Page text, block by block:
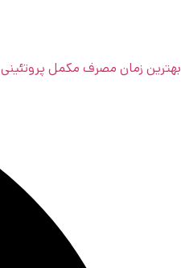
بهترین زمان مصرف مکمل پروتئینی